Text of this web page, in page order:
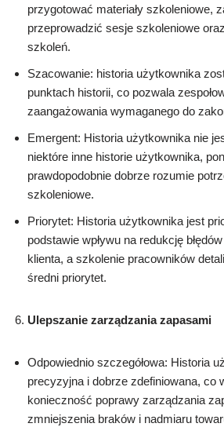
przygotować materiały szkoleniowe,
przeprowadzić sesje szkoleniowe
szkoleń.
Szacowanie: historia użytkownika
punktach historii, co pozwala
zaangażowania wymaganego do
Emergent: Historia użytkownika nie
niektóre inne historie użytkownika,
prawdopodobnie dobrze rozumie
szkoleniowe.
Priorytet: Historia użytkownika jest
podstawie wpływu na redukcję
klienta, a szkolenie pracowników
średni priorytet.
Ulepszanie zarządzania zapasami
Odpowiednio szczegółowa: Historia
precyzyjna i dobrze zdefiniowana, co
konieczność poprawy zarządzania
zmniejszenia braków i nadmiaru